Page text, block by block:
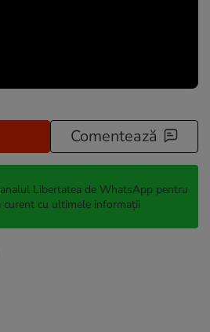
Comentează
Libertatea de WhatsApp pentru
curent cu ultimele informații